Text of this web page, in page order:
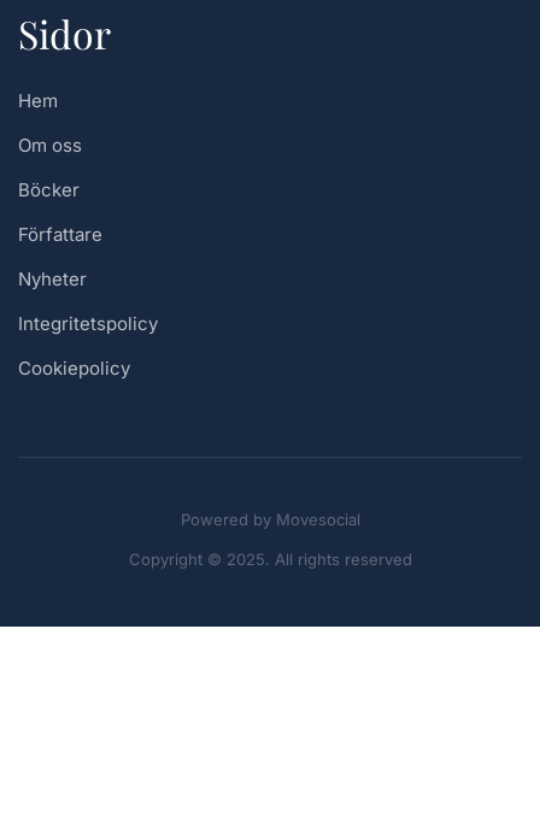
Sidor
Hem
Om oss
Böcker
Författare
Nyheter
Integritetspolicy
Cookiepolicy
Powered by Movesocial
Copyright © 2025. All rights reserved